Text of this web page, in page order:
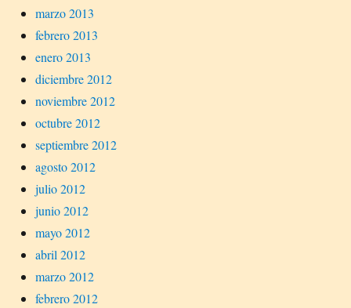
marzo 2013
febrero 2013
enero 2013
diciembre 2012
noviembre 2012
octubre 2012
septiembre 2012
agosto 2012
julio 2012
junio 2012
mayo 2012
abril 2012
marzo 2012
febrero 2012